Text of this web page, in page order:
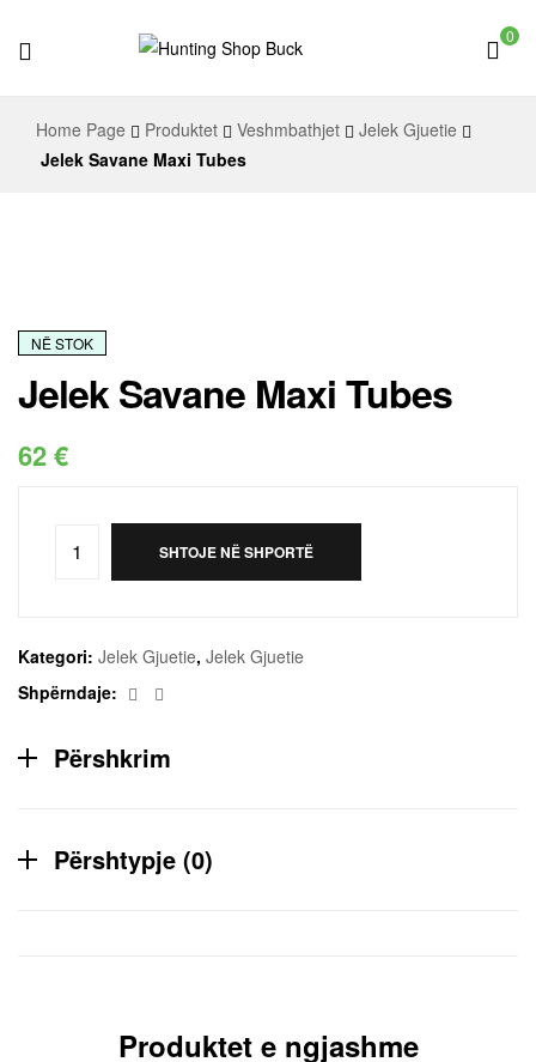
Shop
0
Home Page Produktet Veshmbathjet
Jelek Gjuetie
Jelek Savane Maxi Tubes
NË STOK
Jelek Savane Maxi Tubes
62€
SHTOJE NË SHPORTË
Kategori: Jelek Gjuetie, Jelek Gjuetie
Shpërndaje:
Facebook
Përshkrim
Përshtypje (0)
Produktet e ngjashme